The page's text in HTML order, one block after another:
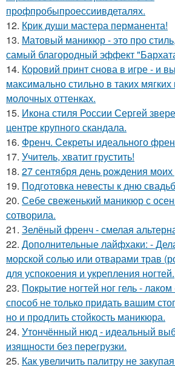
профпробыпроессиивдеталях.
12. Крик души мастера перманента!
13. Матовый маникюр - это про стиль,
самый благородный эффект
14. Коровий принт снова в игре - и
максимально стильно в таких
молочных оттенках.
15. Икона стиля России Сергей
центре крупного скандала.
16. Френч. Секреты идеального
17. Учитель, хватит грустить!
18. 27 сентября день рождения моих
19. Подготовка невесты к дню
20. Себе свеженький маникюр с
сотворила.
21. Зелёный френч - смелая
22. Дополнительные лайфхаки: -
морской солью или отварами трав
для успокоения и укрепления ногтей.
23. Покрытие ногтей ног гель -
способ не только придать вашим
но и продлить стойкость маникюра.
24. Утончённый нюд - идеальный
изящности без перегрузки.
25. Как увеличить палитру не